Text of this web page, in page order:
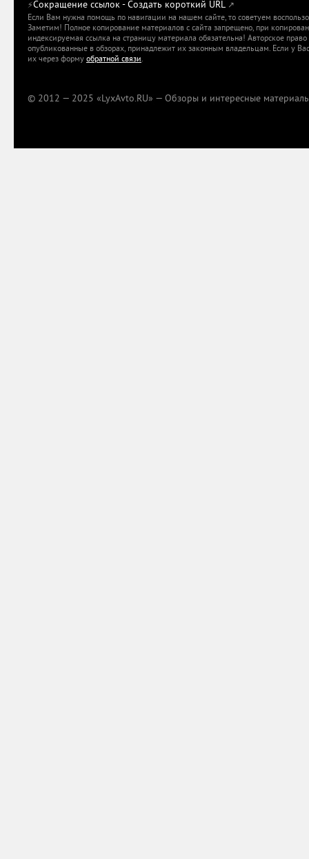
⚡Сокращение ссылок - Создать короткий URL ↗
Если Вам нужна помощь по навигации на нашем сайте, то советуем
Заметим! Полное копирование материалов с сайта запрещено, при
индексируемая ссылка на страницу материала обязательна! Авторское
опубликованные в обзорах, принадлежит их законным владельцам. Если у
их через форму обратной связи.
© 2012 — 2025 «LyxAvto.RU» — Обзоры и интересные